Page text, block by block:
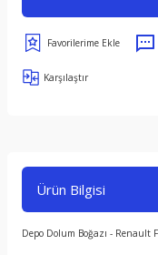
Karşılaştır
Ürün Bilgisi
Depo Dolum Boğazı - Renault